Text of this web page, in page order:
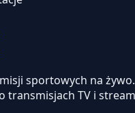
sportowych na
transmisjach TV i